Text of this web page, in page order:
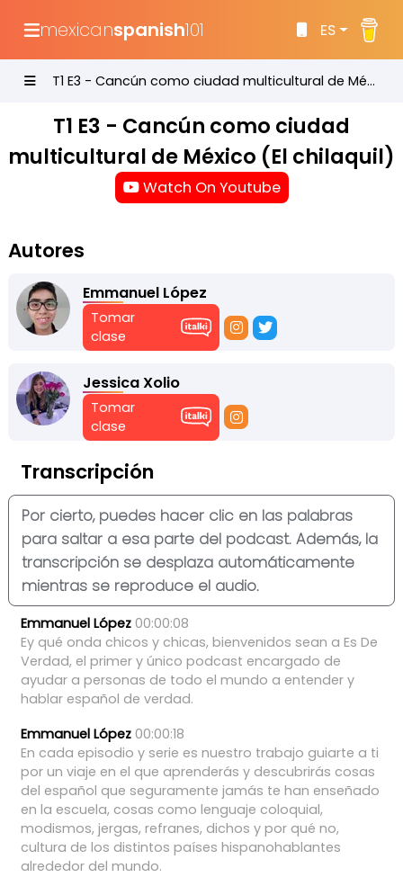
mexicanspanish101 ES
T1 E3 - Cancún como ciudad multicultural de México (El chilaquil)
T1 E3 - Cancún como ciudad
multicultural de México (El chilaquil)
Watch On Youtube
Autores
Emmanuel López
Tomar
clase
Jessica Xolio
Tomar
clase
Transcripción
Por cierto, puedes hacer clic en las palabras
para saltar a esa parte del podcast. Además, la
transcripción se desplaza automáticamente
mientras se reproduce el audio.
Emmanuel López 00:00:08
Ey qué onda chicos y chicas, bienvenidos sean a Es De
Verdad, el primer y único podcast encargado de
ayudar a personas de todo el mundo a entender y
hablar español de verdad.
Emmanuel López 00:00:18
En cada episodio y serie es nuestro trabajo guiarte a ti
por un viaje en el que aprenderás y descubrirás cosas
del español que seguramente jamás te han enseñado
en la escuela, cosas como lenguaje coloquial,
modismos, jergas, refranes, dichos y por qué no,
cultura de los distintos países hispanohablantes
alrededor del mundo.